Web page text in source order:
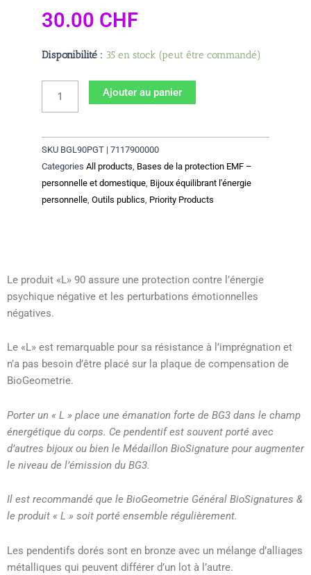
30.00 CHF
Disponibilité : 35 en stock (peut être commandé)
quantité
Ajouter au panier
SKU BGL90PGT | 7117900000
Categories All products, Bases de la protection EMF –
personnelle et domestique, Bijoux équilibrant l'énergie
personnelle, Outils publics, Priority Products
Le produit «L» 90 assure une protection contre l’énergie
psychique négative et les perturbations émotionnelles
négatives.
Le «L» est remarquable pour sa résistance à l’imprégnation et
n’a pas besoin d’être placé sur la plaque de compensation de
BioGeometrie.
Porter un « L » place une émanation forte de BG3 dans le champ
énergétique du corps. Ce pendentif est souvent porté avec
d’autres bijoux ou bien le Médaillon BioSignature pour augmenter
le niveau de l’émission du BG3.
Il est recommandé que le BioGeometrie Général BioSignatures &
le produit « L » soit porté ensemble régulièrement.
Les pendentifs dorés sont en bronze avec un mélange d’alliages
métalliques qui peuvent différer d’un lot à l’autre.